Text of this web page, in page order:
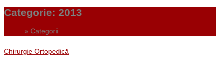
Categorie: 2013
» Categorii
Chirurgie Ortopedică